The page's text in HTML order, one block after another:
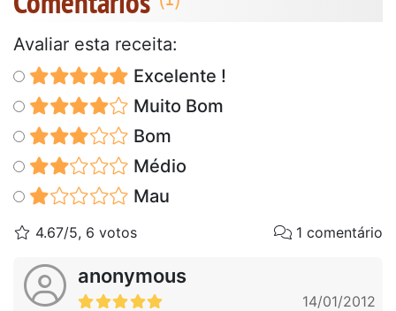
Avaliar esta receita:
Excelente !
Muito Bom
Bom
Médio
Mau
4.67/5, 6 votos 1 comentário
anonymous
14/01/2012